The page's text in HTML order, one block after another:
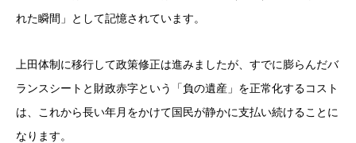
れた瞬間」として記憶されています。
上田体制に移行して政策修正は進みましたが、すでに膨らんだバ
ランスシートと財政赤字という「負の遺産」を正常化するコスト
は、これから長い年月をかけて国民が静かに支払い続けることに
なります。